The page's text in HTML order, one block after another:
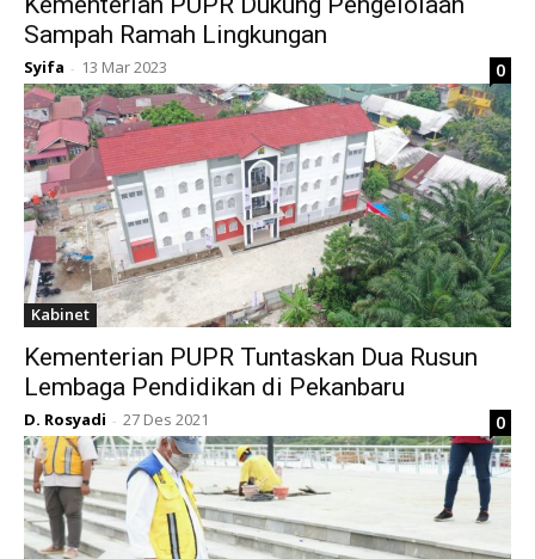
Sampah Ramah Lingkungan
Syifa - 13 Mar 2023 0
Kabinet
Kementerian PUPR Tuntaskan Dua Rusun
Lembaga Pendidikan di Pekanbaru
D. Rosyadi - 27 Des 2021 0